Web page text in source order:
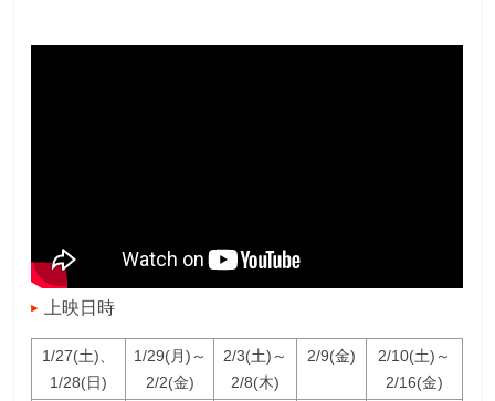
上映日時
1/27(土)、
1/28(日)
1/29(月)～
2/2(金)
2/3(土)～
2/8(木)
2/9(金)
2/10(土)～
2/16(金)